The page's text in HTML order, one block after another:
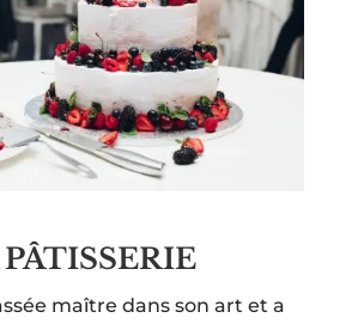
maître dans son art et a